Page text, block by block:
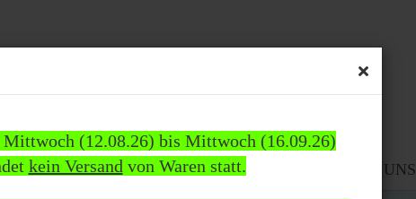
(12.08.26) bis Mittwoch (16.09.26)
kein Versand von Waren statt.
INFOS KUNDEN ÜBER UNS